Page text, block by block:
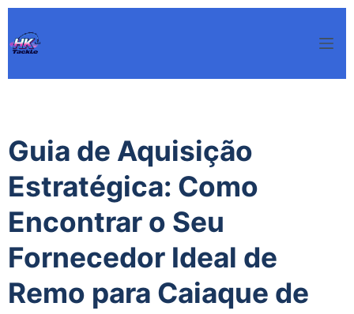
para
conteúdo
Guia de Aquisição
Estratégica: Como
Encontrar o Seu
Fornecedor Ideal de
Remo para Caiaque de